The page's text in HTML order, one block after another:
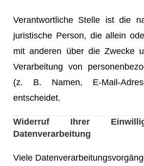
Verantwortliche Stelle ist die
juristische Person, die allein
mit anderen über die Zwecke
Verarbeitung von
(z. B. Namen, E-Mail-
entscheidet.
Widerruf Ihrer
Datenverarbeitung
Viele